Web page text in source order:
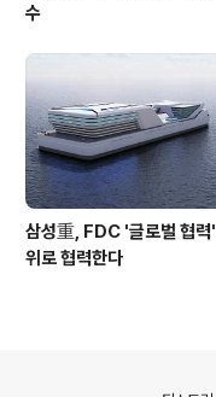
수
삼성重, FDC '글로벌 협력
위로 협력한다